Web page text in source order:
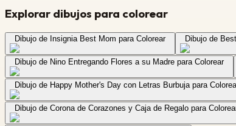
Explorar dibujos para colorear
Dibujo de Insignia Best Mom para Colorear Dibujo de
Dibujo de Nino Entregando Flores a su Madre para Colorear
Dibujo de Happy Mother's Day con Letras Burbuja para
Dibujo de Corona de Corazones y Caja de Regalo para